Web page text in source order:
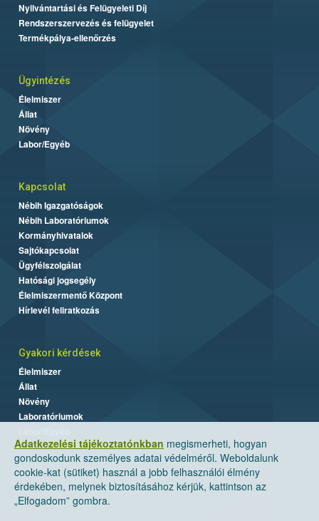
Adatkezelési tájékoztatónkban megismerheti, hogyan
gondoskodunk személyes adatai védelméről. Weboldalunk
cookie-kat (sütiket) használ a jobb felhasználói élmény
érdekében, melynek biztosításához kérjük, kattintson az
„Elfogadom” gombra.
Nyilvántartási és Felügyeleti Díj
Rendszerszervezés és felügyelet
Termékpálya-ellenőrzés
Ügyintézés
Élelmiszer
Állat
Növény
Labor/Egyéb
Kapcsolat
Nébih Igazgatóságok
Nébih Laboratóriumok
Kormányhivatalok
Sajtókapcsolat
Ügyfélszolgálat
Hatósági jogsegély
Élelmiszermentő Központ
Hírlevél feliratkozás
Gyakori kérdések
Élelmiszer
Állat
Növény
Laboratóriumok